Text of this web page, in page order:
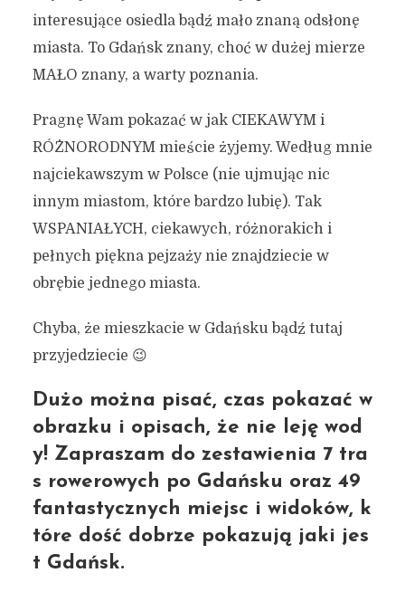
interesujące osiedla bądź mało znaną odsłonę
miasta. To Gdańsk znany, choć w dużej mierze
MAŁO znany, a warty poznania.
Pragnę Wam pokazać w jak CIEKAWYM i
RÓŻNORODNYM mieście żyjemy. Według mnie
najciekawszym w Polsce (nie ujmując nic
innym miastom, które bardzo lubię). Tak
WSPANIAŁYCH, ciekawych, różnorakich i
pełnych piękna pejzaży nie znajdziecie w
obrębie jednego miasta.
Chyba, że mieszkacie w Gdańsku bądź tutaj
przyjedziecie 😉
Dużo można pisać, czas pokazać w
obrazku i opisach, że nie leję wod
y! Zapraszam do zestawienia 7 tra
s rowerowych po Gdańsku oraz 49
fantastycznych miejsc i widoków, k
tóre dość dobrze pokazują jaki jes
t Gdańsk.